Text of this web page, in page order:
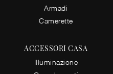
Armadi
Camerette
ACCESSORI CASA
Illuminazione